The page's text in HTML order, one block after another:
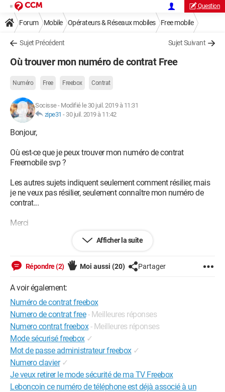
Question
Forum Mobile Opérateurs & Réseaux mobiles Free mobile
Sujet Précédent Sujet Suivant
Où trouver mon numéro de contrat Free
Numéro Free Freebox Contrat
Socisse- Modifié le 30 juil. 2019 à 11:31
zipe31 - 30 juil. 2019 à 11:42
Bonjour,
Où est-ce que je peux trouver mon numéro de contrat
Freemobile svp ?
Les autres sujets indiquent seulement comment résilier, mais
je ne veux pas résilier, seulement connaître mon numéro de
contrat...
Merci
Afficher la suite
Répondre (2) Moi aussi (20) Partager
A voir également:
Numéro de contrat freebox
Numero de contrat free - Meilleures réponses
Numero contrat freebox - Meilleures réponses
Mode sécurisé freebox ✓
Mot de passe administrateur freebox ✓
Numero clavier ✓
Je veux retirer le mode sécurité de ma TV Freebox
Leboncoin ce numéro de téléphone est déjà associé à un